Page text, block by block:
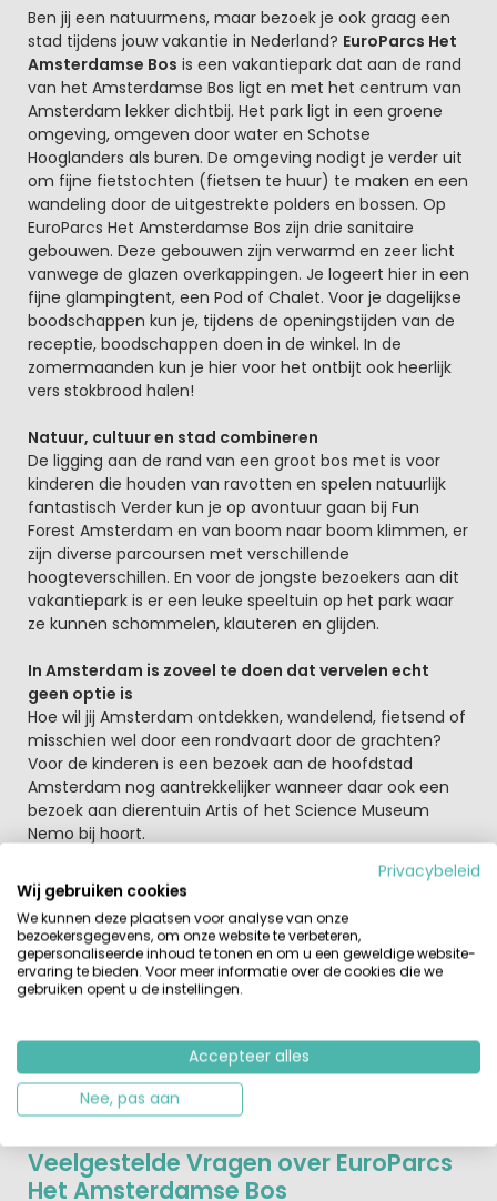
Beschrijving
Ben jij een natuurmens, maar bezoek je ook graag een
stad tijdens jouw vakantie in Nederland? EuroParcs Het
Amsterdamse Bos is een vakantiepark dat aan de rand
van het Amsterdamse Bos ligt en met het centrum van
Amsterdam lekker dichtbij. Het park ligt in een groene
omgeving, omgeven door water en Schotse
Hooglanders als buren. De omgeving nodigt je verder uit
om fijne fietstochten (fietsen te huur) te maken en een
wandeling door de uitgestrekte polders en bossen. Op
EuroParcs Het Amsterdamse Bos zijn drie sanitaire
gebouwen. Deze gebouwen zijn verwarmd en zeer licht
vanwege de glazen overkappingen. Je logeert hier in een
fijne glampingtent, een Pod of Chalet. Voor je dagelijkse
boodschappen kun je, tijdens de openingstijden van de
receptie, boodschappen doen in de winkel. In de
zomermaanden kun je hier voor het ontbijt ook heerlijk
vers stokbrood halen!
Natuur, cultuur en stad combineren
De ligging aan de rand van een groot bos met is voor
kinderen die houden van ravotten en spelen natuurlijk
fantastisch Verder kun je op avontuur gaan bij Fun
Forest Amsterdam en van boom naar boom klimmen, er
zijn diverse parcoursen met verschillende
hoogteverschillen. En voor de jongste bezoekers aan dit
vakantiepark is er een leuke speeltuin op het park waar
ze kunnen schommelen, klauteren en glijden.
In Amsterdam is zoveel te doen dat vervelen echt
geen optie is
Hoe wil jij Amsterdam ontdekken, wandelend, fietsend of
misschien wel door een rondvaart door de grachten?
Voor de kinderen is een bezoek aan de hoofdstad
Amsterdam nog aantrekkelijker wanneer daar ook een
bezoek aan dierentuin Artis of het Science Museum
Nemo bij hoort.
geschiedenis op te doen. Wat dacht je bijvoorbeeld van
een bezoek aan het historisch centrum van de stad
Haarlem, de molens op de Zaanse Schans, de kaasstad
Alkmaar en het oer-Hollandse vissersdorp Volendam.
Kortom een verblijf op EuroParcs Het Amsterdamse Bos
is altijd te kort.
Veelgestelde Vragen over EuroParcs
Het Amsterdamse Bos
Privacybeleid
Wij gebruiken cookies
We kunnen deze plaatsen voor analyse van onze
bezoekersgegevens, om onze website te verbeteren,
gepersonaliseerde inhoud te tonen en om u een geweldige website-
ervaring te bieden. Voor meer informatie over de cookies die we
gebruiken opent u de instellingen.
Accepteer alles
Nee, pas aan